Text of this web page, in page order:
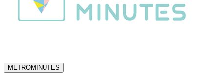
METROMINUTES